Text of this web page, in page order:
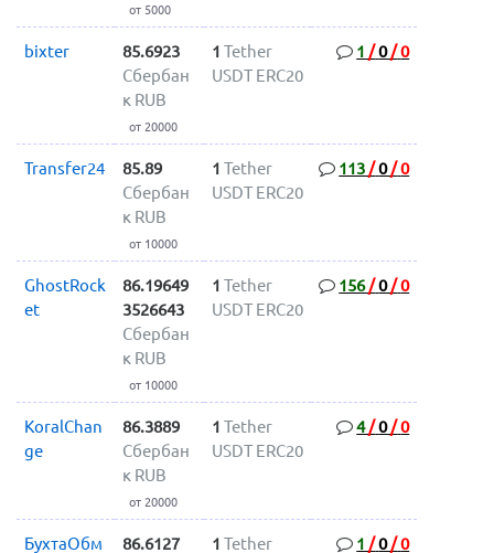
от 5000
bixter
85.6923
Сбербан
к RUB
от 20000
1 Tether
USDT ERC20
1 /0/0
Transfer24
85.89
Сбербан
к RUB
от 10000
1 Tether
USDT ERC20
113 /0/0
GhostRock
et
86.19649
3526643
Сбербан
к RUB
от 10000
1 Tether
USDT ERC20
156/0/0
KoralChan
ge
86.3889
Сбербан
к RUB
от 20000
1 Tether
USDT ERC20
4/0/0
БухтаОбм
86.6127
1 Tether
1 /0/0